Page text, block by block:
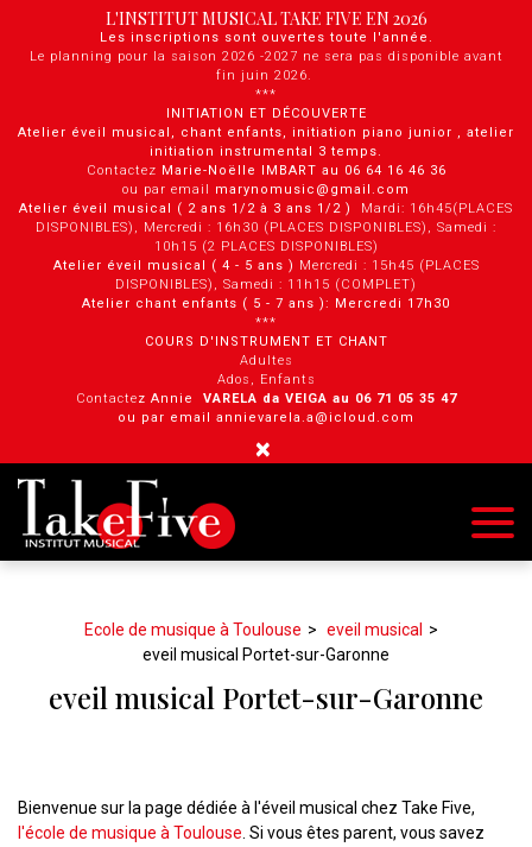
L'INSTITUT MUSICAL TAKE FIVE EN 2026
Les inscriptions sont ouvertes toute l'année.
Le planning pour la saison 2026 -2027 ne sera pas disponible avant
fin juin 2026.
***
INITIATION ET DÉCOUVERTE
Atelier éveil musical, chant enfants, initiation piano junior , atelier
initiation instrumental 3 temps.
Contactez Marie-Noëlle IMBART au 06 64 16 46 36
ou par email marynomusic@gmail.com
Atelier éveil musical ( 2 ans 1/2 à 3 ans 1/2 ) Mardi: 16h45(PLACES
DISPONIBLES), Mercredi : 16h30 (PLACES DISPONIBLES), Samedi :
10h15 (2 PLACES DISPONIBLES)
Atelier éveil musical ( 4 - 5 ans ) Mercredi : 15h45 (PLACES
DISPONIBLES), Samedi : 11h15 (COMPLET)
Atelier chant enfants ( 5 - 7 ans ): Mercredi 17h30
***
COURS D'INSTRUMENT ET CHANT
Adultes
Ados, Enfants
Contactez Annie VARELA da VEIGA au 0 6 71 05 35 47
ou par email annievarela.a@icloud.com
×
Ecole de musique à Toulouse
eveil musical
eveil musical Portet-sur-Garonne
eveil musical Portet-sur-Garonne
Bienvenue sur la page dédiée à l'éveil musical chez Take Five,
l'école de musique à Toulouse . Si vous êtes parent, vous savez
Panneau de gestion des cookies